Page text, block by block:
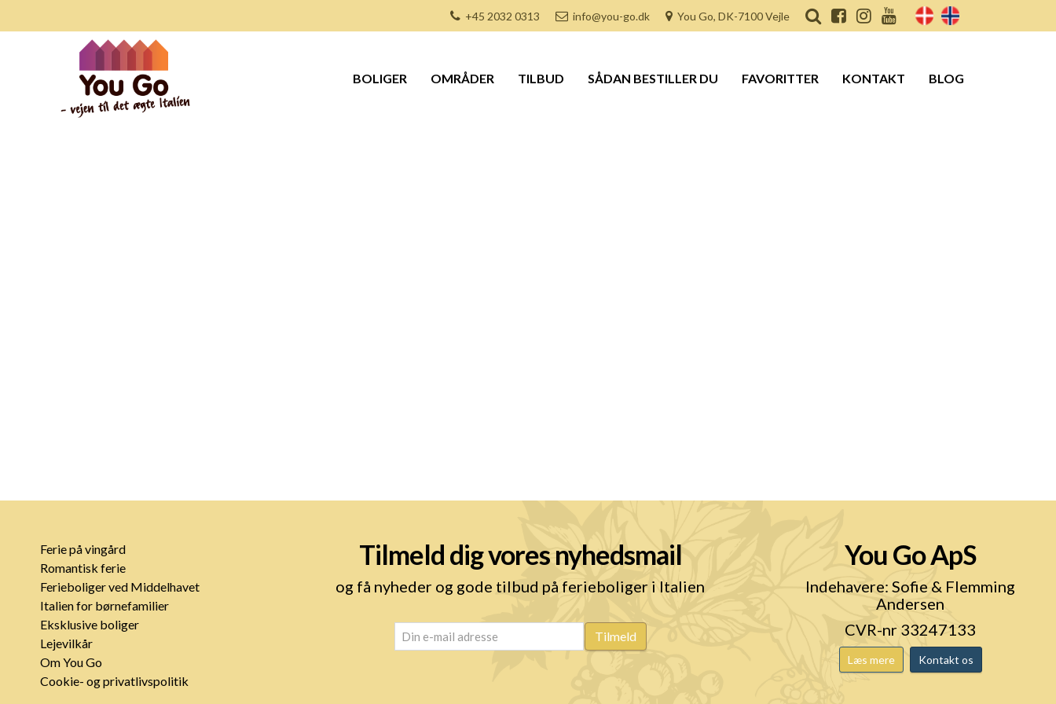
+45 2032 0313 info@you-go.dk You Go, DK-7100 Vejle
BOLIGER OMRÅDER TILBUD SÅDAN BESTILLER DU FAVORITTER KONTAKT BLOG
Ferie på vingård
Romantisk ferie
Ferieboliger ved Middelhavet
Italien for børnefamilier
Eksklusive boliger
Lejevilkår
Om You Go
Cookie- og privatlivspolitik
Tilmeld dig vores nyhedsmail
og få nyheder og gode tilbud på ferieboliger i Italien
email (Påkrævet) Tilmeld
You Go ApS
Indehavere: Sofie & Flemming
Andersen
CVR-nr 33247133
Læs mere Kontakt os